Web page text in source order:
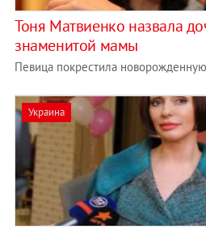
Тоня Матвиенко назвала
знаменитой мамы
Певица покрестила
Украина